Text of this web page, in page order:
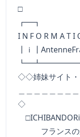
□
I N F O R M A T I
┃ｉ
◇◇姉妹サイト・
＿＿＿＿＿＿＿
◇
□ICHIBANDORi
フランスの最